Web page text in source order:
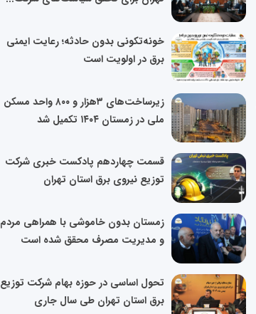
خونه‌تکونی بدون حادثه؛ رعایت ایمنی
برق در اولویت است
زیرساخت‌های ۳هزار و ۸۰۰ واحد مسکن
ملی در زمستان ۱۴۰۴ تکمیل شد
قسمت چهاردهم پادکست خبری شرکت
توزیع نیروی برق استان تهران
زمستان بدون خاموشی با همراهی مردم
و مدیریت مصرف محقق شده است
تحول اساسی در حوزه بهام شرکت توزیع
برق استان تهران طی سال جاری